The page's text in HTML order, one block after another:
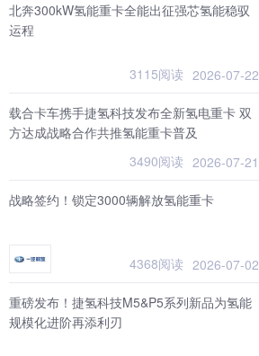
北奔300kW氢能重卡全能出征强芯氢能稳驭
运程
3115阅读 2026-07-22
载合卡车携手捷氢科技发布全新氢电重卡 双
方达成战略合作共推氢能重卡普及
3490阅读 2026-07-21
战略签约！锁定3000辆解放氢能重卡
4368阅读 2026-07-02
重磅发布！捷氢科技M5&P5系列新品为氢能
规模化进阶再添利刃